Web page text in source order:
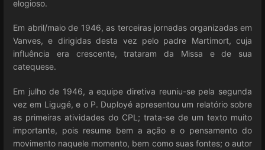
elogioso.
Em abril/maio de 1946, as terceiras jornadas organizadas em
Vanves, e dirigidas desta vez pelo padre Martimort, cuja
influência era crescente, trataram da Missa e de sua
catequese.
Em julho de 1946, a equipe diretiva reuniu-se pela segunda
vez em Ligugé, e o P. Duployé apresentou um relatório sobre
as primeiras atividades do CPL; trata-se de um texto muito
importante, pois resume bem a ação e o pensamento do
movimento naquele momento, bem como suas fontes; o autor